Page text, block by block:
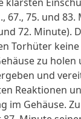
67., 75. und
72. Minute).
Torhüter keine
zu
und
Reaktionen
im Gehäuse.